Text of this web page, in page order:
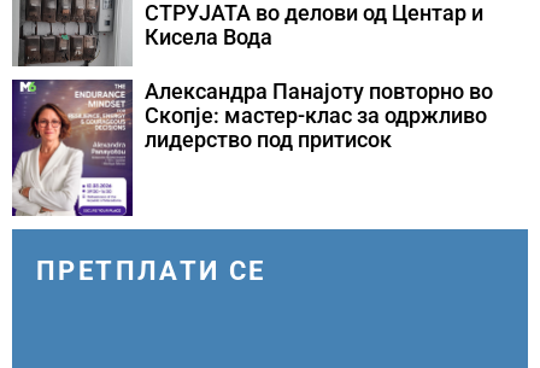
СТРУЈАТА во делови од Центар и
Кисела Вода
Александра Панајоту повторно во
Скопје: мастер-клас за одржливо
лидерство под притисок
ПРЕТПЛАТИ СЕ